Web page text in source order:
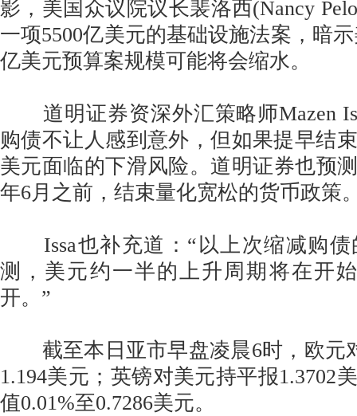
影，美国众议院议长裴洛西(Nancy
一项5500亿美元的基础设施法案，暗
亿美元预算案规模可能将会缩水。
道明证券资深外汇策略师Mazen
购债不让人感到意外，但如果提早结
美元面临的下滑风险。道明证券也预
年6月之前，结束量化宽松的货币政策
Issa也补充道：“以上次缩减购债
测，美元约一半的上升周期将在开
开。”
截至本日亚市早盘凌晨6时，欧元
1.194美元；英镑对美元持平报1.3702
值0.01%至0.7286美元。